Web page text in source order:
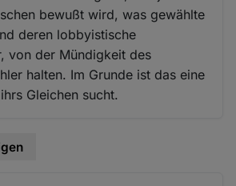
bewußt wird, was gewählte
deren lobbyistische
von der Mündigkeit des
halten. Im Grunde ist das eine
Gleichen sucht.